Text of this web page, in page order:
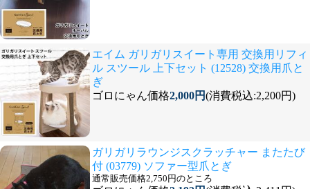
エイム ガリガリスイート専用 交換用リフィ
ル スツール 上下セット (12528) 交換用爪と
ぎ
ゴロにゃん価格2,000円(消費税込:2,200円)
ガリガリラウンジスクラッチャー またたび
付 (03779) ソファー型爪とぎ
通常販売価格2,750円のところ